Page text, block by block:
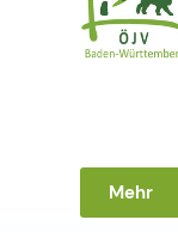
Mehr